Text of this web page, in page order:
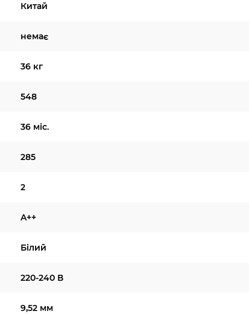
Китай
немає
36 кг
548
36 міс.
285
2
A++
Білий
220-240 В
9,52 мм